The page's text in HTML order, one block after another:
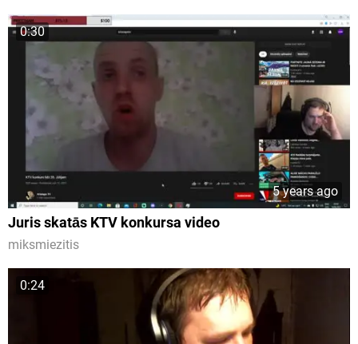
0:30
5 years ago
Juris skatās KTV konkursa video
miksmiezitis
0:24